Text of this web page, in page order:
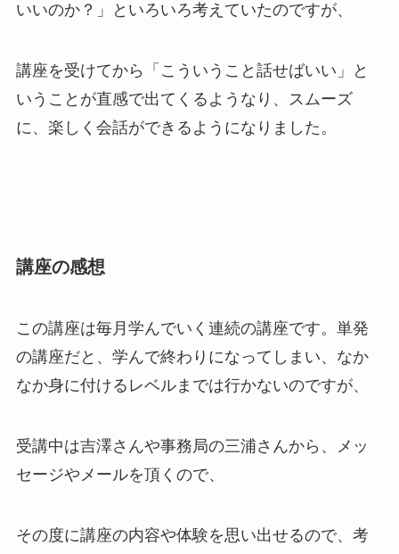
いいのか？」といろいろ考えていたのですが、
講座を受けてから「こういうこと話せばいい」と
いうことが直感で出てくるようなり、スムーズ
に、楽しく会話ができるようになりました。
講座の感想
この講座は毎月学んでいく連続の講座です。単発
の講座だと、学んで終わりになってしまい、なか
なか身に付けるレベルまでは行かないのですが、
受講中は吉澤さんや事務局の三浦さんから、メッ
セージやメールを頂くので、
その度に講座の内容や体験を思い出せるので、考